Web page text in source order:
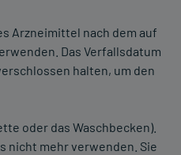
Arzneimittel nach dem auf
Das Verfallsdatum
halten, um den
oder das Waschbecken).
nicht mehr verwenden. Sie